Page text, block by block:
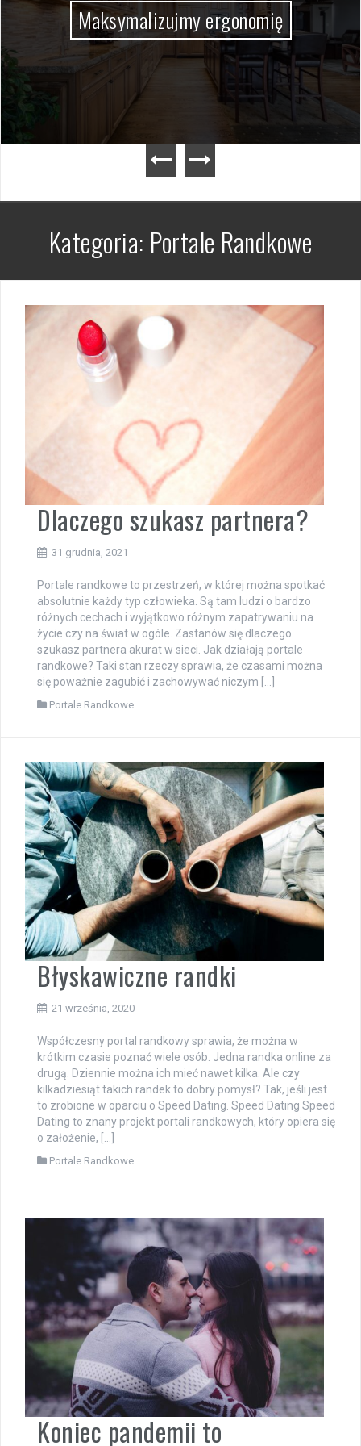
Maksymalizujmy ergonomię
Kategoria: Portale Randkowe
Dlaczego szukasz partnera?
31 grudnia, 2021
Portale randkowe to przestrzeń, w której można spotkać
absolutnie każdy typ człowieka. Są tam ludzi o bardzo
różnych cechach i wyjątkowo różnym zapatrywaniu na
życie czy na świat w ogóle. Zastanów się dlaczego
szukasz partnera akurat w sieci. Jak działają portale
randkowe? Taki stan rzeczy sprawia, że czasami można
się poważnie zagubić i zachowywać niczym […]
Portale Randkowe
Błyskawiczne randki
21 września, 2020
Współczesny portal randkowy sprawia, że można w
krótkim czasie poznać wiele osób. Jedna randka online za
drugą. Dziennie można ich mieć nawet kilka. Ale czy
kilkadziesiąt takich randek to dobry pomysł? Tak, jeśli jest
to zrobione w oparciu o Speed Dating. Speed Dating Speed
Dating to znany projekt portali randkowych, który opiera się
o założenie, […]
Portale Randkowe
Koniec pandemii to